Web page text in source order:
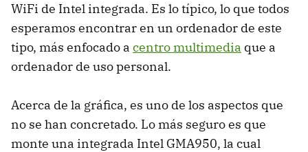
WiFi de Intel integrada. Es lo típico, lo que todos
esperamos encontrar en un ordenador de este
tipo, más enfocado a centro multimedia que a
ordenador de uso personal.
Acerca de la gráfica, es uno de los aspectos que
no se han concretado. Lo más seguro es que
monte una integrada Intel GMA950, la cual